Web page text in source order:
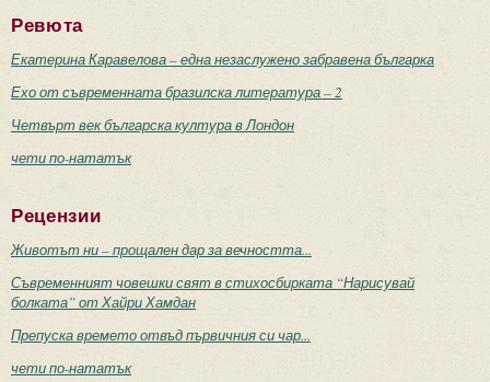
Ревюта
Екатерина Каравелова – една незаслужено забравена българка
Ехо от съвременната бразилска литература – 2
Четвърт век българска култура в Лондон
чети по-нататък
Рецензии
Животът ни – прощален дар за вечността...
Съвременният човешки свят в стихосбирката “Нарисувай
болката” от Хайри Хамдан
Препуска времето отвъд първичния си чар...
чети по-нататък